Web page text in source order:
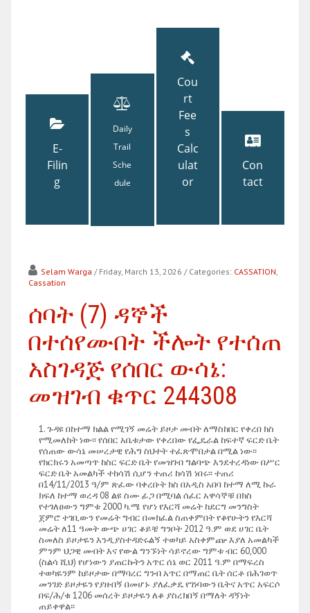
E-
Filin
g
Daily
Trail
Sche
dule
Cou
rt
Fee
s
Calc
ulat
or
Con
tact
Selam Warga / Friday, March 13, 2026 / Categories: CASSATION,
Cassation
ሰባት (7) ዳኞች
በተሰየሙበት ችሎት የተሰጠ
አስገዳጅ የሰበር ውሳኔ:
መዝገብ ቁጥር 244308
ጉዳዩ በከተማ ክልል የሚገኝ መሬት ይዞታ መብት ለማስከበር የቀረበ ክስ
የሚመለከት ነው፡፡ የሰበር አቤቱታው የቀረበው የፌዴራል ከፍተኛ ፍርድ ቤት
የሰጠው ውሳኔ መሠረታዊ የሕግ ስህተት ተፈጽሞበታል በሚል ነው፡፡
የክርክሩን አመጣጥ ከስር ፍርድ ቤት የመዝገብ ግልባጭ እንደተረዳነው በሥር
ፍርድ ቤት አመልካች ተከሳሽ ሲሆን ተጠሪ ከሳሽ ነበሩ፡፡ ተጠሪ
በ14/11/2013 ዓ/ም ጽፈው ባቀረቡት ክስ በአዲስ አበባ ከተማ ለሚ ኩራ
ክፍለ ከተማ ወረዳ 08 ልዩ ስሙ ፊጋ በሚባል ሰፈር አዋሳኞቹ በክስ
የተገለፀውን ግምቱ 2000 ካ.ሜ የሆነ የእርሻ መሬት ከደርግ መንግስት
ጀምሮ ተገቢውን የመሬት ግብር በመክፈል ስጠቀምበት የቆየሁትን የእርሻ
መሬት ለ11 ዓመት ውጭ ሀገር ቆይቼ ግንቦት 2012 ዓ.ም ወደ ሀገር ቤት
ስመለስ ይዞታዬን እንዲያስተዳድሩልኝ ተወካይ አስቀምጬ እያለ አመልካች
ምንም ህጋዊ መብት እና የውል ግንኙነት ሳይኖረው ግምቱ ብር 60,000
(ስልሳ ሺህ) የሆነውን ያጠርኩትን አጥር ሰኔ ወር 2011 ዓ.ም በማፍረስ
ተወካዬንም ከይዞታው በማባረር ግንብ አጥር በማጠር ቤት ሰርቶ በሕገወጥ
መንገድ ይዞታዬን የያዘብኝ በመሆኑ ያለፈቃዴ የገነባውን ቤትና አጥር አፍርሶ
በፍ/ሕ/ቁ 1206 መሰረት ይዞታዬን ለቆ ያስረክበኝ በማለት ዳኝነት
ጠይቀዋል፡፡